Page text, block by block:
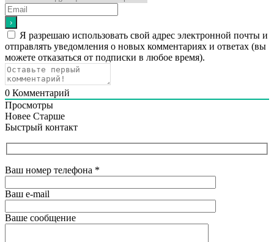
Я разрешаю использовать свой адрес электронной почты и
отправлять уведомления о новых комментариях и ответах (вы
можете отказаться от подписки в любое время).
0 Комментарий
Просмотры
Новее Старше
Быстрый контакт
Ваш номер телефона *
Ваш e-mail
Ваше сообщение